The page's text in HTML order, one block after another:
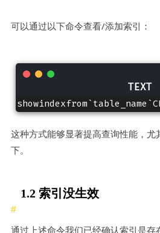
可以通过以下命令查看/添加索引：
这种方式能够显著提高查询性能，
下。
1.2 索引没生效
通过上述命令我们已经确认索引是存